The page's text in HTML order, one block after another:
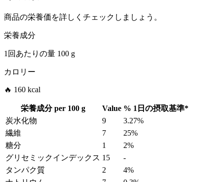
商品の栄養価を詳しくチェックしましょう。
栄養成分
1回あたりの量 100 g
カロリー
🔥 160 kcal
栄養成分 per 100 g Value % 1日の摂取基準*
炭水化物
9
3.27%
繊維
7
25%
糖分
1
2%
グリセミックインデックス 15
-
タンパク質
2
4%